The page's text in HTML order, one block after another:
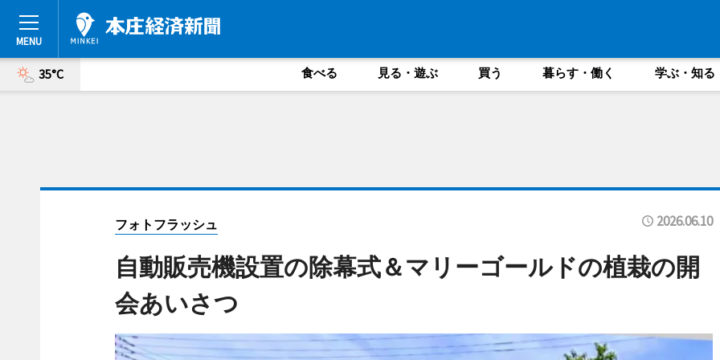
35°C 食べる 見る・遊ぶ 買う 暮らす・働く 学ぶ・知る
フォトフラッシュ 2026.06.10
自動販売機設置の除幕式＆マリーゴールドの植栽の開
会あいさつ